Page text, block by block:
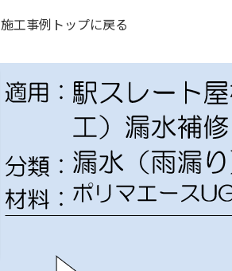
施工事例トップに戻る